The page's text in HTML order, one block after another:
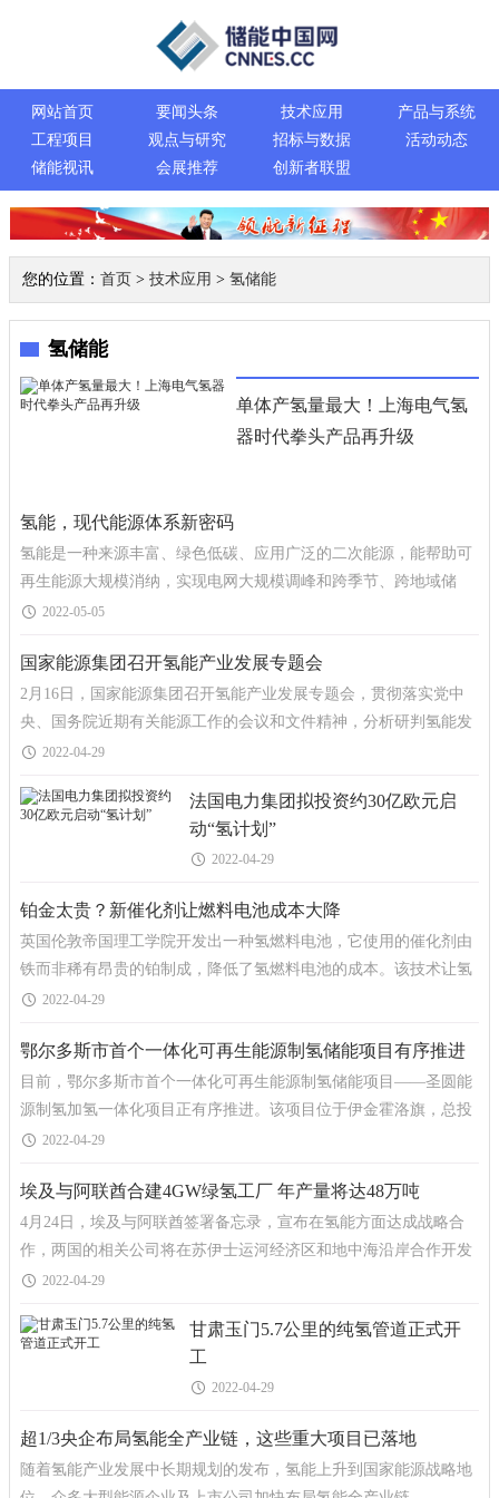
网站首页 要闻头条 技术应用
产品与系统
工程项目
观点与研究 招标与数据
活动动态
储能视讯
会展推荐 创新者联盟
您的位置： 首页> 技术应用 > 氢储能
氢储能
单体产氢量最大！上海电气氢
器时代拳头产品再升级
氢能，现代能源体系新密码
氢能是一种来源丰富、绿色低碳、应用广泛的二次能源，能帮助可
再生能源大规模消纳，实现电网大规模调峰和跨季节、跨地域储
能，加速推进工业、建筑、交通等领域的低碳化。我国具有
2022-05-05
国家能源集团召开氢能产业发展专题会
2月16日，国家能源集团召开氢能产业发展专题会，贯彻落实党中
央、国务院近期有关能源工作的会议和文件精神，分析研判氢能发
展新趋势和新要求，安排部署下一阶段集团公司氢能产业重
2022-04-29
法国电力集团拟投资约30亿欧元启
动“氢计划”
2022-04-29
铂金太贵？新催化剂让燃料电池成本大降
英国伦敦帝国理工学院开发出一种氢燃料电池，它使用的催化剂由
铁而非稀有昂贵的铂制成，降低了氢燃料电池的成本。该技术让氢
燃料广泛部署成为可能，并最终将减少温室气体排放推进
2022-04-29
鄂尔多斯市首个一体化可再生能源制氢储能项目有序推进
目前，鄂尔多斯市首个一体化可再生能源制氢储能项目——圣圆能
源制氢加氢一体化项目正有序推进。该项目位于伊金霍洛旗，总投
资约2.2亿元，分两期建设。涉及太阳能电解
2022-04-29
埃及与阿联酋合建4GW绿氢工厂 年产量将达48万吨
4月24日，埃及与阿联酋签署备忘录，宣布在氢能方面达成战略合
作，两国的相关公司将在苏伊士运河经济区和地中海沿岸合作开发
绿氢工厂，预计到2030年电解槽容量达到4GW，绿氢年产量达48
2022-04-29
甘肃玉门5.7公里的纯氢管道正式开
工
2022-04-29
超1/3央企布局氢能全产业链，这些重大项目已落地
随着氢能产业发展中长期规划的发布，氢能上升到国家能源战略地